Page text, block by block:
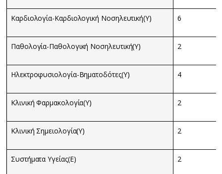
Καρδιολογία-Καρδιολογική Νοσηλευτική(Υ) 6
Παθολογία-Παθολογική Νοσηλευτική(Υ) 2
Ηλεκτροφυσιολογία-Βηματοδότες(Υ) 4
Κλινική Φαρμακολογία(Υ) 2
Κλινική Σημειολογία(Υ) 2
Συστήματα Υγείας(Ε) 2